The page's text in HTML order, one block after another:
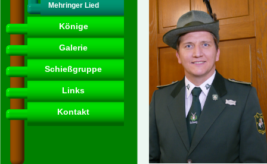
Mehringer Lied
Könige
Galerie
Schießgruppe
Links
Kontakt